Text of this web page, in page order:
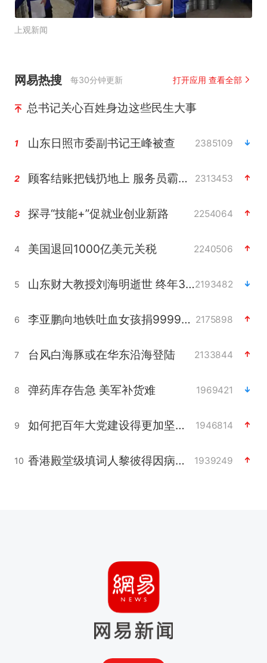
上观新闻
网易热搜 每30分钟更新 打开应用 查看全部
总书记关心百姓身边这些民生大事
1 山东日照市委副书记王峰被查 2385109
2 顾客结账把钱扔地上 服务员霸气扔回 2313453
3 探寻“技能+”促就业创业新路 2254064
4 美国退回1000亿美元关税 2240506
5 山东财大教授刘海明逝世 终年38岁2193482
6 李亚鹏向地铁吐血女孩捐99999元 2175898
7 台风白海豚或在华东沿海登陆 2133844
8 弹药库存告急 美军补货难 1969421
9 如何把百年大党建设得更加坚强有力 1946814
10 香港殿堂级填词人黎彼得因病离世 终年76岁 1939249